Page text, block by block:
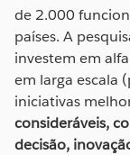
de 2.000
países. A
investem em
em larga escala
iniciativas
consideráveis,
decisão,